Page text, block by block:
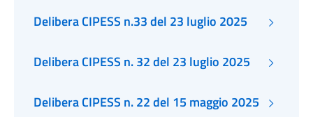
Delibera CIPESS n.33 del 23 luglio 2025
Delibera CIPESS n. 32 del 23 luglio 2025
Delibera CIPESS n. 22 del 15 maggio 2025